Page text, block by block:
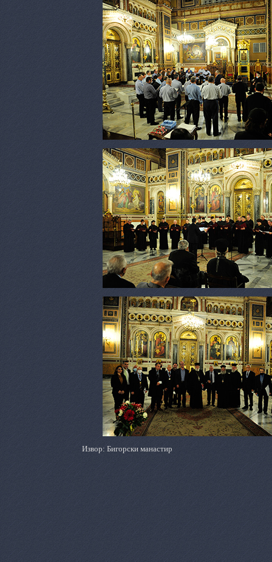
Извор: Бигорски манастир